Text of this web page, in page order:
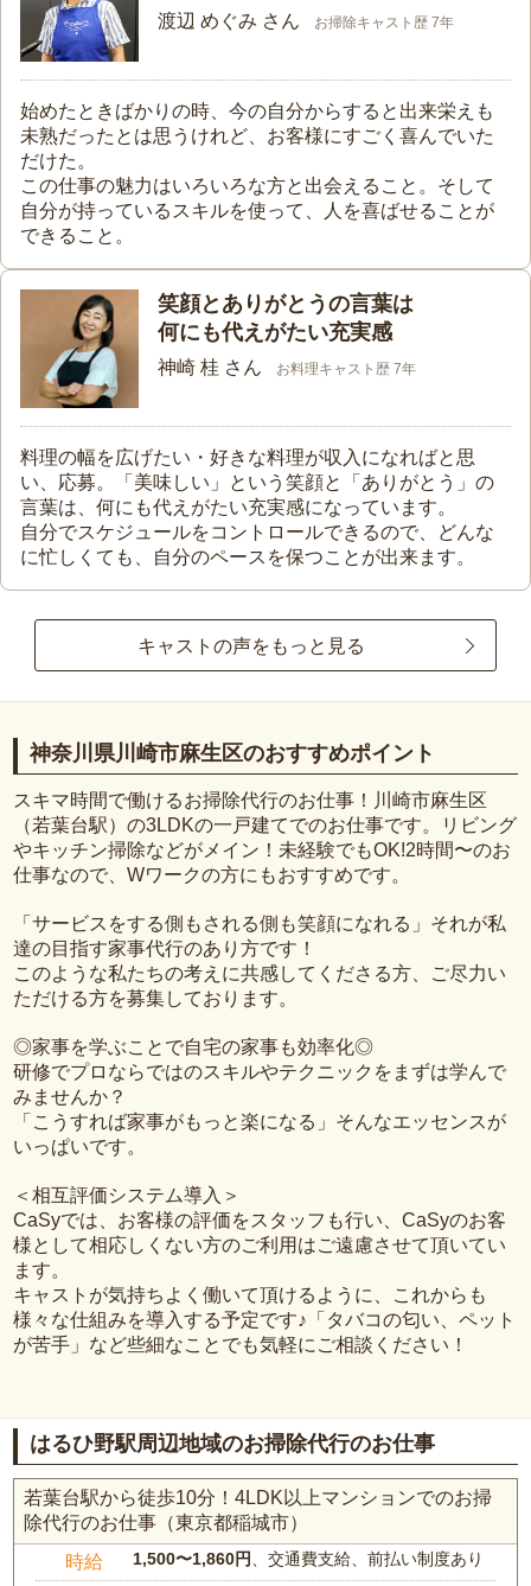
渡辺 めぐみ さん お掃除キャスト歴 7年
始めたときばかりの時、今の自分からすると出来栄えも
未熟だったとは思うけれど、お客様にすごく喜んでいた
だけた。
この仕事の魅力はいろいろな方と出会えること。そして
自分が持っているスキルを使って、人を喜ばせることが
できること。
笑顔とありがとうの言葉は
何にも代えがたい充実感
神崎 桂 さん お料理キャスト歴 7年
料理の幅を広げたい・好きな料理が収入になればと思
い、応募。「美味しい」という笑顔と「ありがとう」の
言葉は、何にも代えがたい充実感になっています。
自分でスケジュールをコントロールできるので、どんな
に忙しくても、自分のペースを保つことが出来ます。
キャストの声をもっと見る
神奈川県川崎市麻生区のおすすめポイント
スキマ時間で働けるお掃除代行のお仕事！川崎市麻生区
（若葉台駅）の3LDKの一戸建てでのお仕事です。リビング
やキッチン掃除などがメイン！未経験でもOK!2時間〜のお
仕事なので、Wワークの方にもおすすめです。
「サービスをする側もされる側も笑顔になれる」それが私
達の目指す家事代行のあり方です！
このような私たちの考えに共感してくださる方、ご尽力い
ただける方を募集しております。
◎家事を学ぶことで自宅の家事も効率化◎
研修でプロならではのスキルやテクニックをまずは学んで
みませんか？
「こうすれば家事がもっと楽になる」そんなエッセンスが
いっぱいです。
＜相互評価システム導入＞
CaSyでは、お客様の評価をスタッフも行い、CaSyのお客
様として相応しくない方のご利用はご遠慮させて頂いてい
ます。
キャストが気持ちよく働いて頂けるように、これからも
様々な仕組みを導入する予定です♪「タバコの匂い、ペット
が苦手」など些細なことでも気軽にご相談ください！
はるひ野駅周辺地域のお掃除代行のお仕事
若葉台駅から徒歩10分！4LDK以上マンションでのお掃
除代行のお仕事（東京都稲城市）
時給 1,500〜1,860円、交通費支給、前払い制度あり